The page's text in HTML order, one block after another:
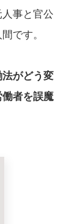
事と官公
です。
法がどう変
者を誤魔